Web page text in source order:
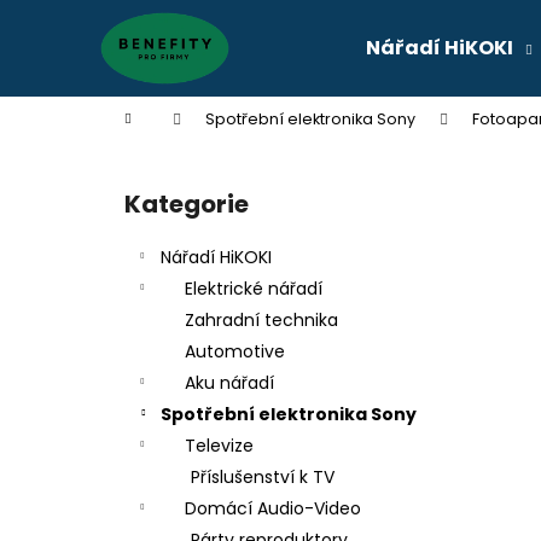
Nářadí HiKOKI
Domů Spotřební elektronika Sony
Přeskočit
kategorie
Kategorie
Nářadí HiKOKI
Elektrické nářadí
Zahradní technika
Automotive
Aku nářadí
Spotřební elektronika Sony
Televize
Příslušenství k TV
Domácí Audio-Video
í
Zpět
do
Zpět
do